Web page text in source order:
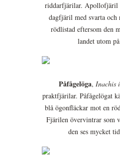
riddarfjärilar. Apollofjäril
dagfjäril med svarta och
rödlistad eftersom den
landet utom
Påfågelöga, Inachis
praktfjärilar. Påfågelögat
blå ögonfläckar mot en
Fjärilen övervintrar som
den ses mycket